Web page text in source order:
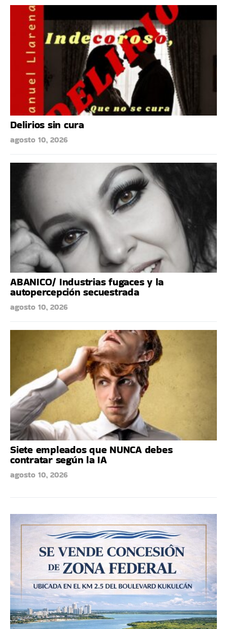
Delirios sin cura
agosto 10, 2026
ABANICO/ Industrias fugaces y la
autopercepción secuestrada
agosto 10, 2026
Siete empleados que NUNCA debes
contratar según la IA
agosto 10, 2026